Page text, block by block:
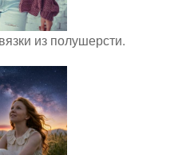
из полушерсти.